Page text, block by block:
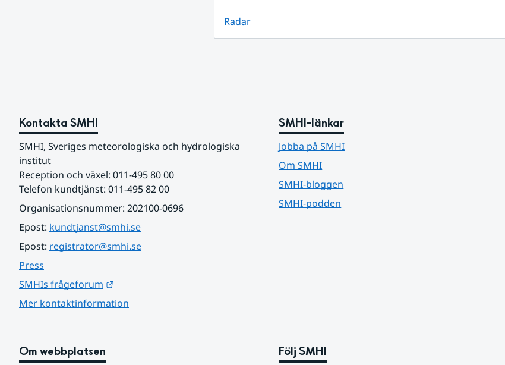
Radar
Kontakta SMHI
SMHI, Sveriges meteorologiska och hydrologiska
institut
Reception och växel: 011-495 80 00
Telefon kundtjänst: 011-495 82 00
Organisationsnummer: 202100-0696
Epost: kundtjanst@smhi.se
Epost: registrator@smhi.se
Press
SMHIs frågeforum
Mer kontaktinformation
SMHI-länkar
Jobba på SMHI
Om SMHI
SMHI-bloggen
SMHI-podden
Om webbplatsen Följ SMHI